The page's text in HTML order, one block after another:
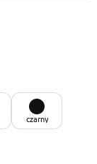
czarny